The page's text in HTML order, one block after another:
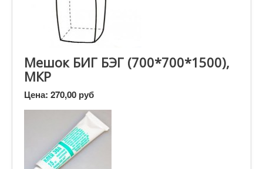
Мешок БИГ БЭГ (700*700*1500),
МКР
Цена: 270,00 руб